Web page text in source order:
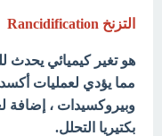
التزنخ Rancidification
هو تغير كيميائي يحدث
مما يؤدي لعمليات
وبيروكسيدات ، إضافة
بكتيريا التحلل.